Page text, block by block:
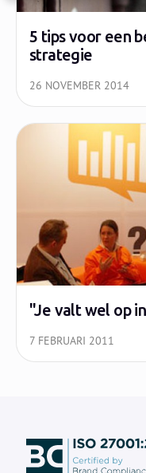
5 tips voor een
strategie
26 NOVEMBER 2014
"Je valt wel op
7 FEBRUARI 2011